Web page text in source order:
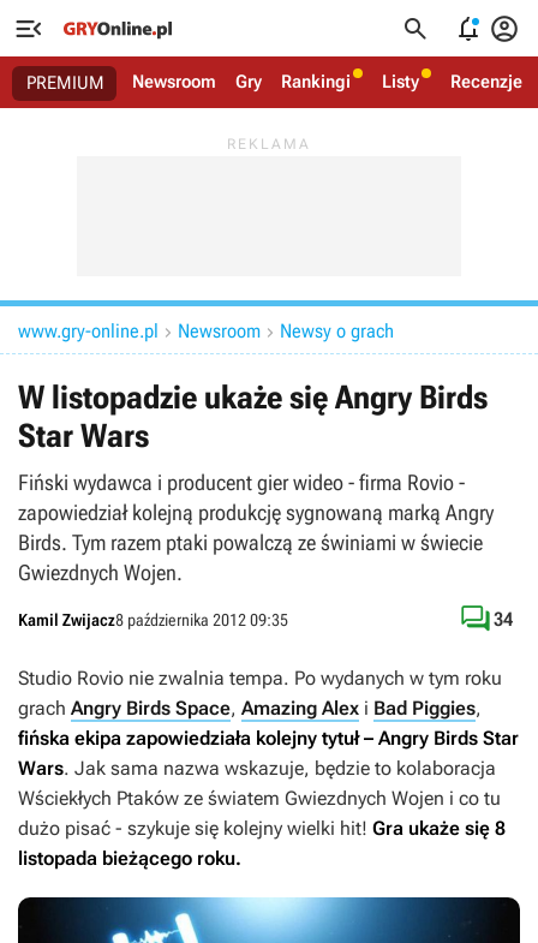
   
PREMIUM Newsroom Gry Rankingi Listy Recenzje
www.gry-online.pl  Newsroom  Newsy o grach
W listopadzie ukaże się Angry Birds
Star Wars
Fiński wydawca i producent gier wideo - firma Rovio -
zapowiedział kolejną produkcję sygnowaną marką Angry
Birds. Tym razem ptaki powalczą ze świniami w świecie
Gwiezdnych Wojen.
Kamil Zwijacz8 października 2012 09:35 34
Studio Rovio nie zwalnia tempa. Po wydanych w tym roku
grach Angry Birds Space, Amazing Alex i Bad Piggies,
fińska ekipa zapowiedziała kolejny tytuł – Angry Birds Star
Wars. Jak sama nazwa wskazuje, będzie to kolaboracja
Wściekłych Ptaków ze światem Gwiezdnych Wojen i co tu
dużo pisać - szykuje się kolejny wielki hit! Gra ukaże się 8
listopada bieżącego roku.